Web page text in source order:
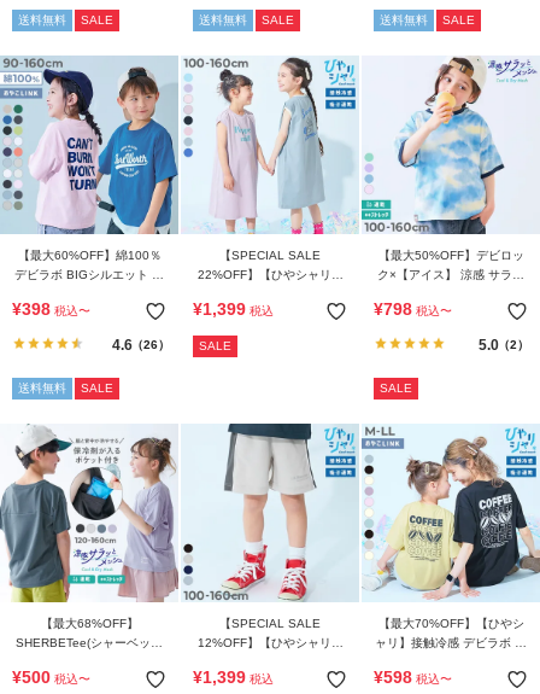
送料無料 SALE 送料無料 SALE 送料無料 SALE
【最大60%OFF】綿100％
デビラボ BIGシルエット プ
¥398 税込〜
4.6（26）
送料無料 SALE
【SPECIAL SALE
22%OFF】【ひやシャリ】
タンクワンピース
¥1,399 税込
SALE
【最大50%OFF】デビロッ
ク×【アイス】 涼感 サラッ
イダイプリント 半袖Tシャ
¥798 税込〜
5.0（2）
SALE
【最大68%OFF】
SHERBETee(シャーベッテ
冷剤ポケット付き 涼感メッ
¥500 税込〜
【SPECIAL SALE
12%OFF】【ひやシャリ】
フパンツ
¥1,399 税込
【最大70%OFF】【ひやシ
ャリ】接触冷感 デビラボ 大
¥598 税込〜